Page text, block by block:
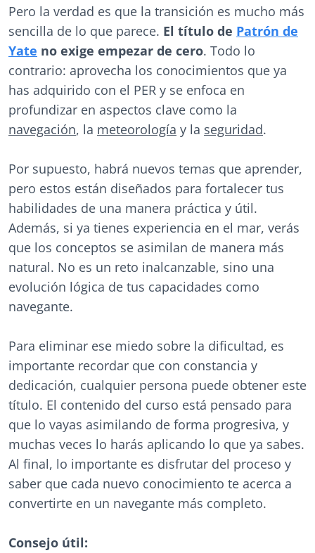
Pero la verdad es que la transición es mucho más
sencilla de lo que parece. El título de Patrón de
Yate no exige empezar de cero. Todo lo
contrario: aprovecha los conocimientos que ya
has adquirido con el PER y se enfoca en
profundizar en aspectos clave como la
navegación, la meteorología y la seguridad.
Por supuesto, habrá nuevos temas que aprender,
pero estos están diseñados para fortalecer tus
habilidades de una manera práctica y útil.
Además, si ya tienes experiencia en el mar, verás
que los conceptos se asimilan de manera más
natural. No es un reto inalcanzable, sino una
evolución lógica de tus capacidades como
navegante.
Para eliminar ese miedo sobre la dificultad, es
importante recordar que con constancia y
dedicación, cualquier persona puede obtener este
título. El contenido del curso está pensado para
que lo vayas asimilando de forma progresiva, y
muchas veces lo harás aplicando lo que ya sabes.
Al final, lo importante es disfrutar del proceso y
saber que cada nuevo conocimiento te acerca a
convertirte en un navegante más completo.
Consejo útil: